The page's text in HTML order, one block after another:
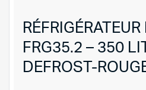
FRG35.2 – 350
DEFROST-